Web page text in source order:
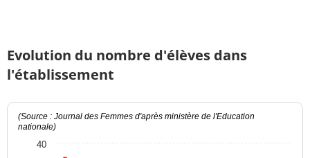
Evolution du nombre d'élèves dans
l'établissement
(Source : Journal des Femmes d'après ministère de l'Education
nationale)
40